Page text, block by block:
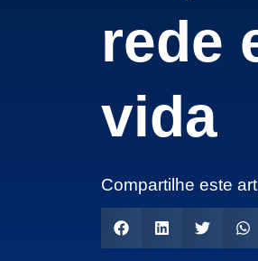
rede
vida
Compartilhe este